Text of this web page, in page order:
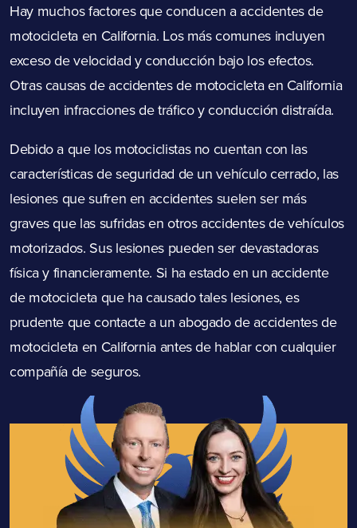
Hay muchos factores que conducen a accidentes de
motocicleta en California. Los más comunes incluyen
exceso de velocidad y conducción bajo los efectos.
Otras causas de accidentes de motocicleta en California
incluyen infracciones de tráfico y conducción distraída.
Debido a que los motociclistas no cuentan con las
características de seguridad de un vehículo cerrado, las
lesiones que sufren en accidentes suelen ser más
graves que las sufridas en otros accidentes de vehículos
motorizados. Sus lesiones pueden ser devastadoras
física y financieramente. Si ha estado en un accidente
de motocicleta que ha causado tales lesiones, es
prudente que contacte a un abogado de accidentes de
motocicleta en California antes de hablar con cualquier
compañía de seguros.